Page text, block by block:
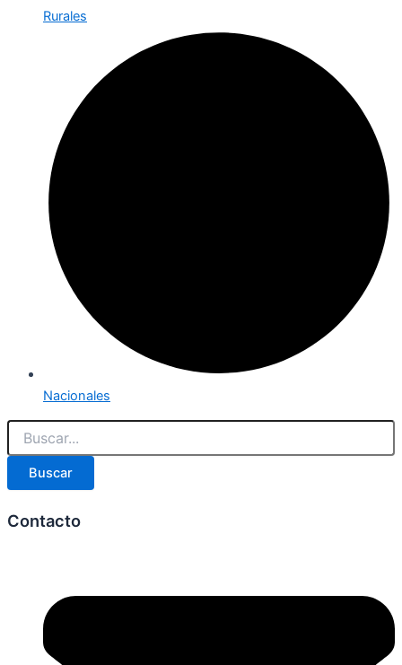
Rurales
Nacionales
Buscar
Contacto